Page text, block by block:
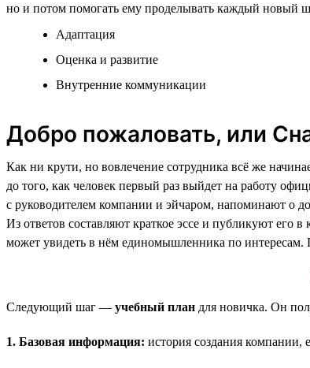
но и потом помогать ему проделывать каждый новый
Адаптация
Оценка и развитие
Внутренние коммуникации
Добро пожаловать, или
Как ни крути, но вовлечение сотрудника всё же
до того, как человек первый раз выйдет на работу
с руководителем компании и эйчаром, напоминают о
Из ответов составляют краткое эссе и публикуют его
может увидеть в нём единомышленника по интересам.
Следующий шаг — учебный план для новичка. Он
1. Базовая информация: история создания компании,